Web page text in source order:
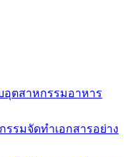
บอุตสาหกรรมอาหาร
รมจัดทำเอกสารอย่าง